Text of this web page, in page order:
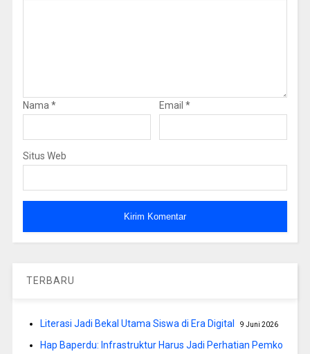
Nama * Email *
Situs Web
TERBARU
Literasi Jadi Bekal Utama Siswa di Era Digital 9 Juni 2026
Hap Baperdu: Infrastruktur Harus Jadi Perhatian Pemko